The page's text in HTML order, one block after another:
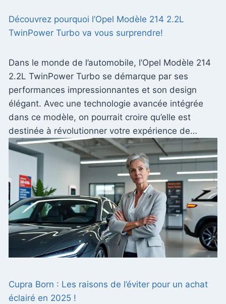
Découvrez pourquoi l’Opel Modèle 214 2.2L
TwinPower Turbo va vous surprendre!
Dans le monde de l’automobile, l’Opel Modèle 214
2.2L TwinPower Turbo se démarque par ses
performances impressionnantes et son design
élégant. Avec une technologie avancée intégrée
dans ce modèle, on pourrait croire qu’elle est
destinée à révolutionner votre expérience de…
Cupra Born : Les raisons de l’éviter pour un achat
éclairé en 2025 !